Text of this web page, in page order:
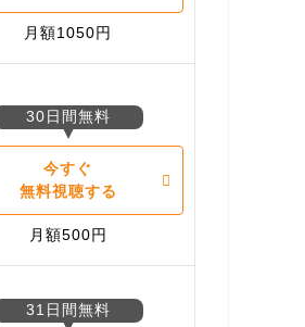
月額1050円
30日間無料
今すぐ
無料視聴する
月額500円
31日間無料